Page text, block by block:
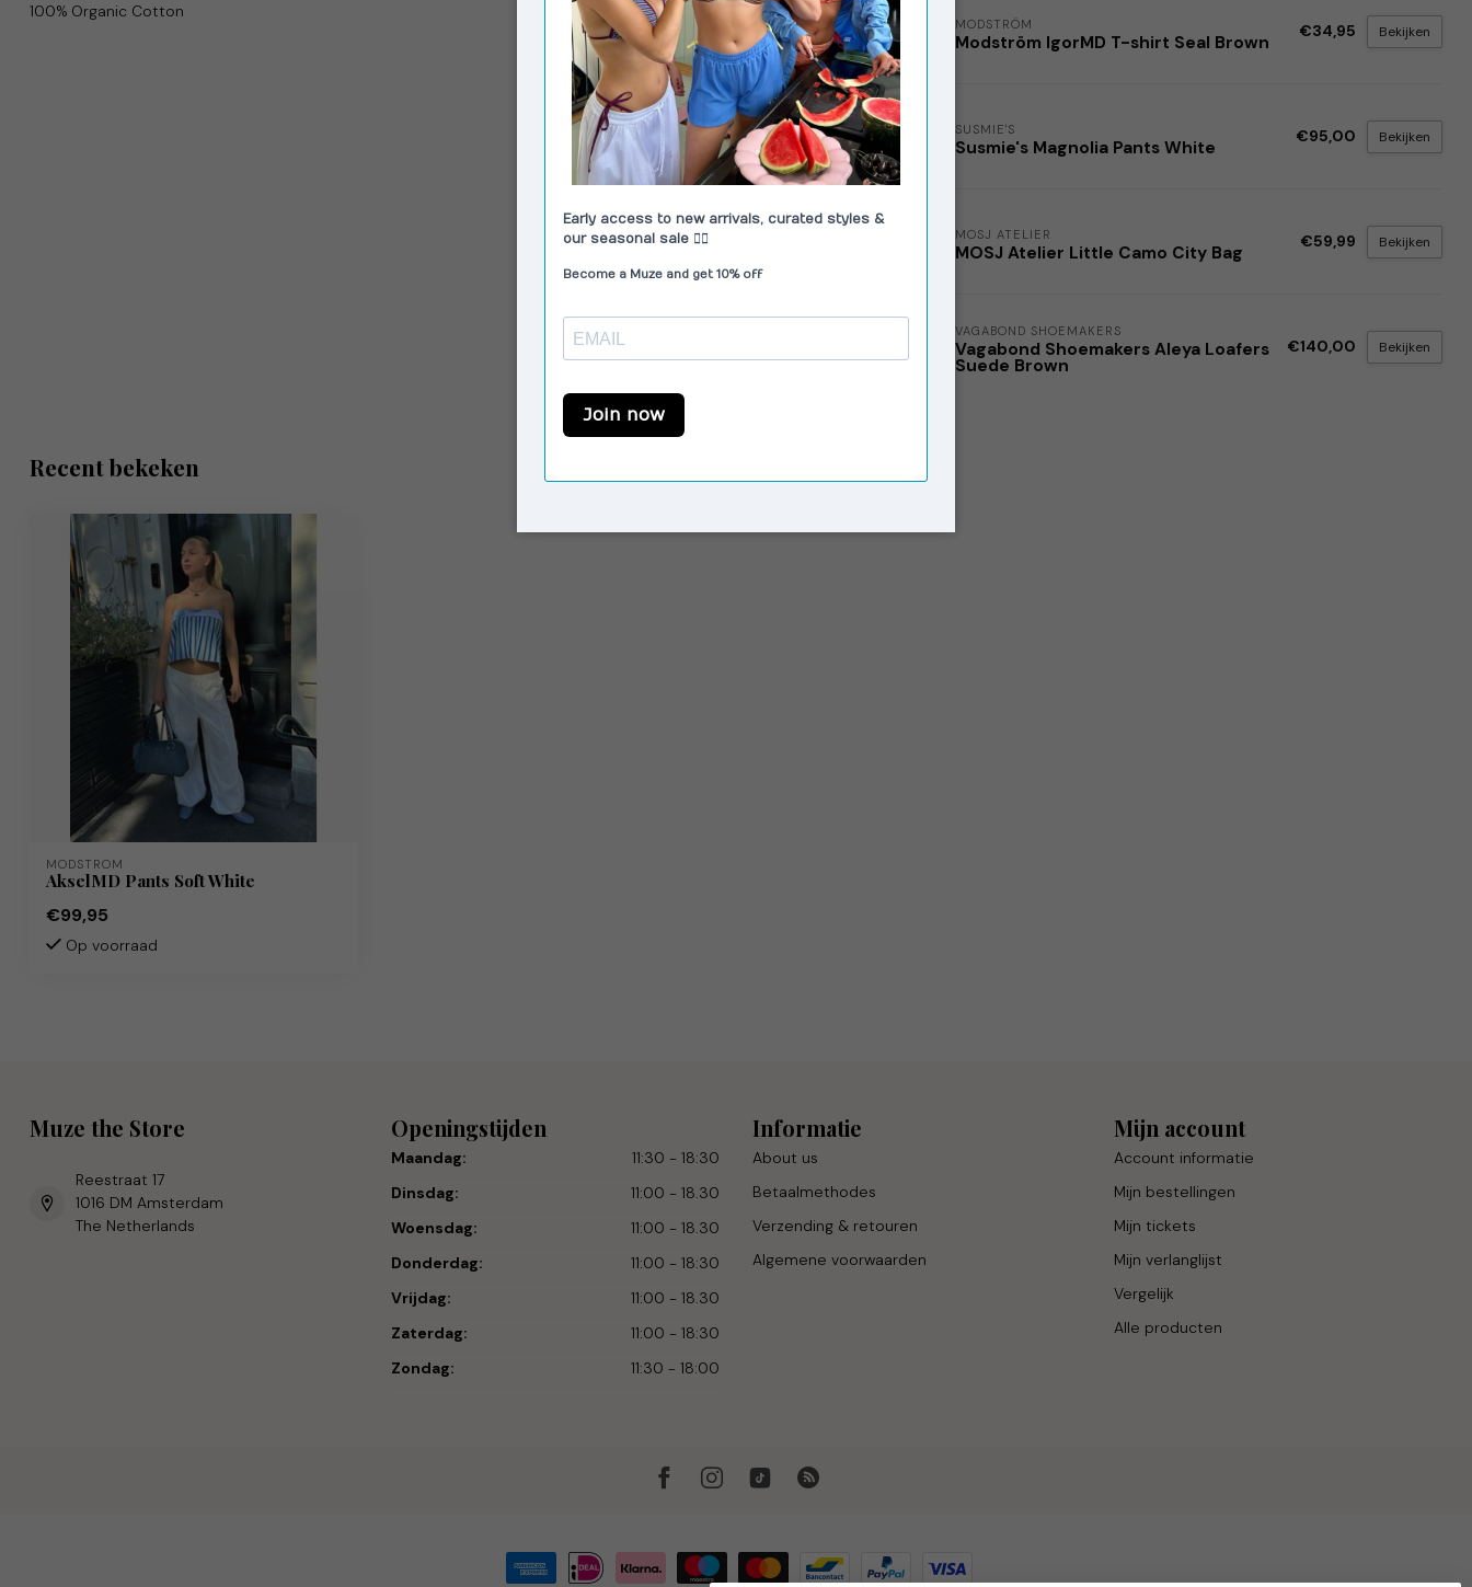
100% Organic Cotton
MODSTRÖM
Modström IgorMD T-shirt Seal Brown
€34,95 Bekijken
SUSMIE'S
Susmie's Magnolia Pants White
€95,00 Bekijken
MOSJ ATELIER
MOSJ Atelier Little Camo City Bag
€59,99 Bekijken
VAGABOND SHOEMAKERS
Vagabond Shoemakers Aleya Loafers
Suede Brown
€140,00 Bekijken
Recent bekeken
MODSTRÖM
AkselMD Pants Soft White
€99,95
Op voorraad
Muze the Store
Reestraat 17
1016 DM Amsterdam
The Netherlands
Openingstijden
Maandag:
11:30 - 18:30
Dinsdag:
11:00 - 18.30
Woensdag:
11:00 - 18.30
Donderdag:
11:00 - 18:30
Vrijdag:
11:00 - 18.30
Zaterdag:
11:00 - 18:30
Zondag:
11:30 - 18:00
Informatie
About us
Betaalmethodes
Verzending & retouren
Algemene voorwaarden
Mijn account
Account informatie
Mijn bestellingen
Mijn tickets
Mijn verlanglijst
Vergelijk
Alle producten